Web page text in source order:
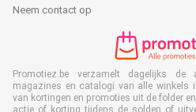
Neem contact op
Promotiez.be verzamelt dagelijks de
magazines en catalogi van alle winkels
van kortingen en promoties uit de folder
actie of korting tijdens de solden of